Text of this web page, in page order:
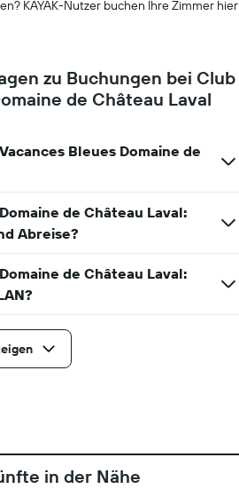
KAYAK-Nutzer buchen Ihre Zimmer hier
zu Buchungen bei Club
de Château Laval
Bleues Domaine de
de Château Laval:
Abreise?
de Château Laval:
in der Nähe